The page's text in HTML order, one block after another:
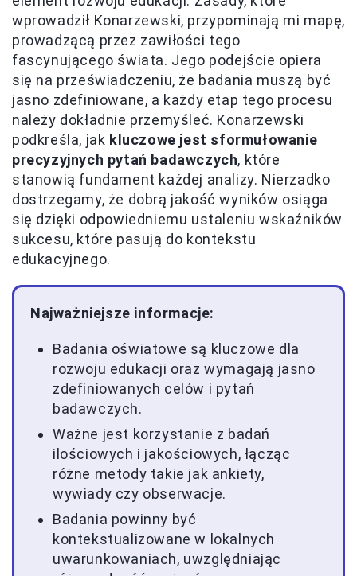
wprowadził Konarzewski, przypominają mi mapę,
prowadzącą przez zawiłości tego
fascynującego świata. Jego podejście opiera
się na przeświadczeniu, że badania muszą być
jasno zdefiniowane, a każdy etap tego procesu
należy dokładnie przemyśleć. Konarzewski
podkreśla, jak kluczowe jest sformułowanie
precyzyjnych pytań badawczych, które
stanowią fundament każdej analizy. Nierzadko
dostrzegamy, że dobrą jakość wyników osiąga
się dzięki odpowiedniemu ustaleniu wskaźników
sukcesu, które pasują do kontekstu
edukacyjnego.
Najważniejsze informacje:
Badania oświatowe są kluczowe dla
rozwoju edukacji oraz wymagają jasno
zdefiniowanych celów i pytań
badawczych.
Ważne jest korzystanie z badań
ilościowych i jakościowych, łącząc
różne metody takie jak ankiety,
wywiady czy obserwacje.
Badania powinny być
kontekstualizowane w lokalnych
uwarunkowaniach, uwzględniając